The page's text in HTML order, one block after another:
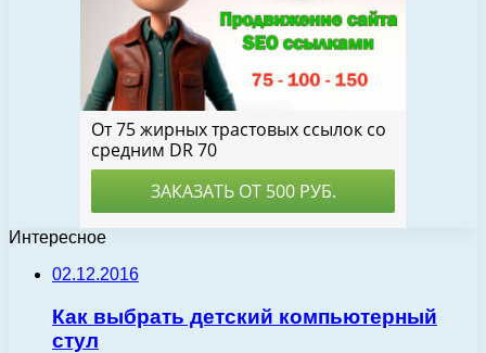
Интересное
02.12.2016
Как выбрать детский компьютерный
стул